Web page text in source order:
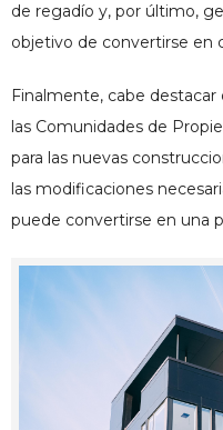
de regadío y, por último,
objetivo de convertirse en
Finalmente, cabe
las Comunidades de
para las nuevas
las modificaciones
puede convertirse en una